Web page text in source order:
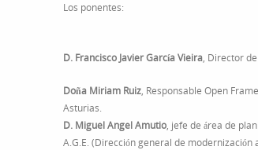
Los ponentes:
D. Francisco Javier García Vieira, Director
Doña Miriam Ruiz, Responsable Open
Asturias.
D. Miguel Angel Amutio, jefe de área de
A.G.E. (Dirección general de